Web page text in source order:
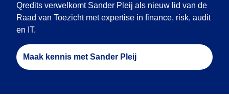
Qredits verwelkomt Sander Pleij als nieuw lid van de
Raad van Toezicht met expertise in finance, risk, audit
en IT.
Maak kennis met Sander Pleij